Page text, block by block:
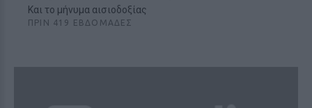
Και το μήνυμα αισιοδοξίας
ΠΡΙΝ 419 ΕΒΔΟΜΆΔΕΣ